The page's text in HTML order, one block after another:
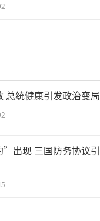
总统健康引发政治变局
”出现 三国防务协议引